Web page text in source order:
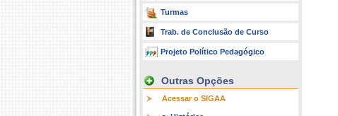
Turmas
Trab. de Conclusão de Curso
Projeto Político Pedagógico
Outras Opções
Acessar o SIGAA